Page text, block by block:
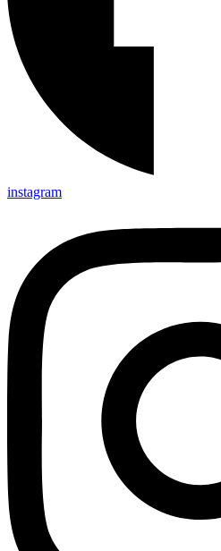
instagram